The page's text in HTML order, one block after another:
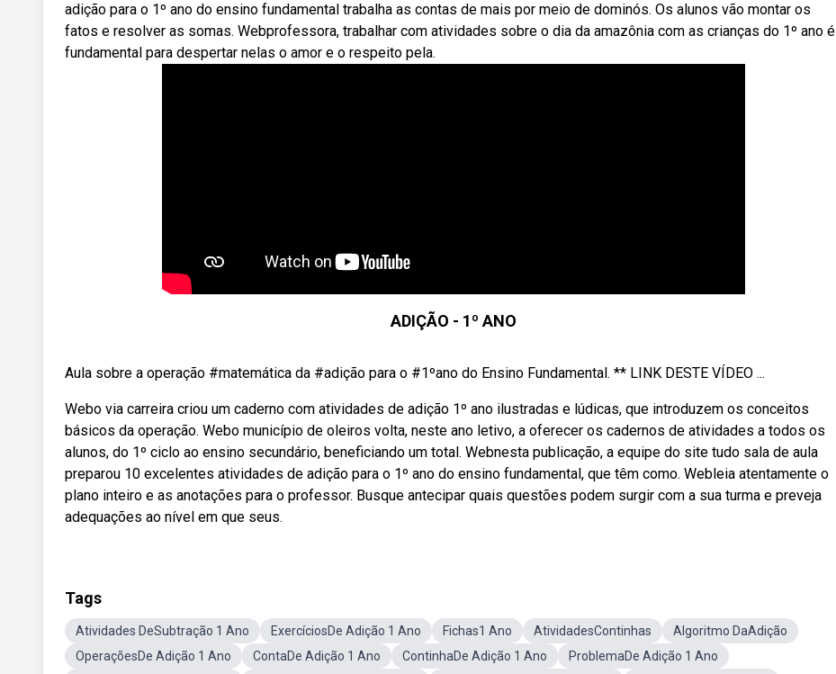
adição para o 1º ano do ensino fundamental trabalha as contas de mais por meio de dominós. Os alunos vão montar os
fatos e resolver as somas. Webprofessora, trabalhar com atividades sobre o dia da amazônia com as crianças do 1º ano é
fundamental para despertar nelas o amor e o respeito pela.
ADIÇÃO - 1º ANO
Aula sobre a operação #matemática da #adição para o #1ºano do Ensino Fundamental. ** LINK DESTE VÍDEO ...
Webo via carreira criou um caderno com atividades de adição 1º ano ilustradas e lúdicas, que introduzem os conceitos
básicos da operação. Webo município de oleiros volta, neste ano letivo, a oferecer os cadernos de atividades a todos os
alunos, do 1º ciclo ao ensino secundário, beneficiando um total. Webnesta publicação, a equipe do site tudo sala de aula
preparou 10 excelentes atividades de adição para o 1º ano do ensino fundamental, que têm como. Webleia atentamente o
plano inteiro e as anotações para o professor. Busque antecipar quais questões podem surgir com a sua turma e preveja
adequações ao nível em que seus.
Tags
Atividades DeSubtração 1 Ano ExercíciosDe Adição 1 Ano Fichas1 Ano AtividadesContinhas
Algoritmo DaAdição
OperaçõesDe Adição 1 Ano
ContaDe Adição 1 Ano ContinhaDe Adição 1 Ano
ProblemaDe Adição 1 Ano